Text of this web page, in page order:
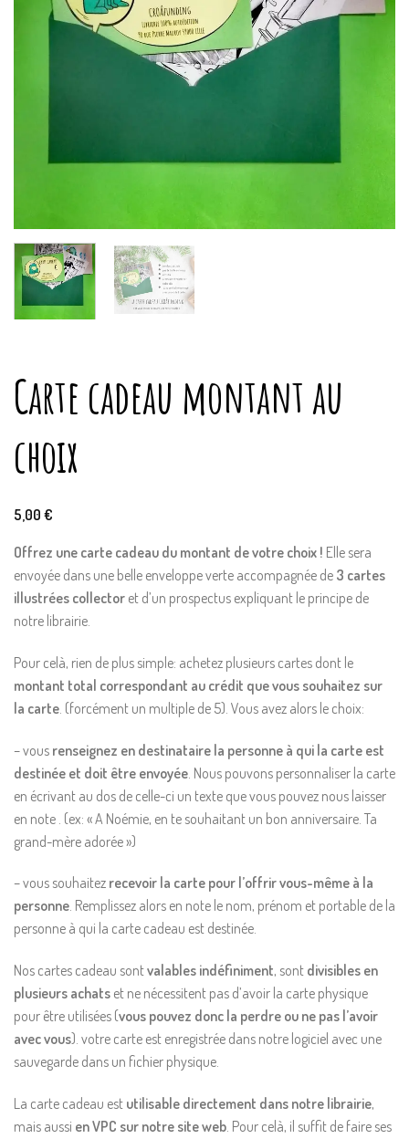
Carte cadeau montant au
choix
5,00 €
Offrez une carte cadeau du montant de votre choix ! Elle sera
envoyée dans une belle enveloppe verte accompagnée de 3 cartes
illustrées collector et d’un prospectus expliquant le principe de
notre librairie.
Pour celà, rien de plus simple: achetez plusieurs cartes dont le
montant total correspondant au crédit que vous souhaitez sur
la carte . (forcément un multiple de 5). Vous avez alors le choix:
– vous renseignez en destinataire la personne à qui la carte est
destinée et doit être envoyée . Nous pouvons personnaliser la carte
en écrivant au dos de celle-ci un texte que vous pouvez nous laisser
en note . (ex: « A Noémie, en te souhaitant un bon anniversaire. Ta
grand-mère adorée »)
– vous souhaitez recevoir la carte pour l’offrir vous-même à la
personne. Remplissez alors en note le nom, prénom et portable de la
personne à qui la carte cadeau est destinée.
Nos cartes cadeau sontvalables indéfiniment, sont divisibles en
plusieurs achats et ne nécessitent pas d’avoir la carte physique
pour être utilisées (vous pouvez donc la perdre ou ne pas l’avoir
avec vous). votre carte est enregistrée dans notre logiciel avec une
sauvegarde dans un fichier physique.
La carte cadeau est utilisable directement dans notre librairie,
mais aussi en VPC sur notre site web. Pour celà, il suffit de faire ses